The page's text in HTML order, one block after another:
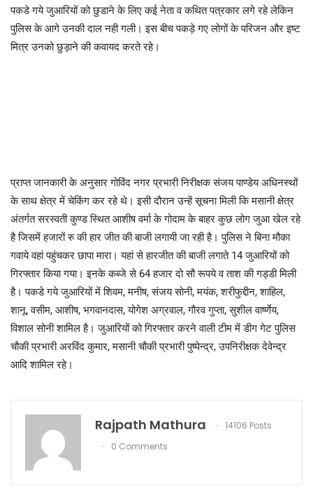
पकडे गये जुआरियों को छुडाने के लिए कई नेता व कथित पत्रकार लगे रहे लेकिन
पुलिस के आगे उनकी दाल नही गली। इस बीच पकड़े गए लोगों के परिजन और इष्ट
मित्र उनको छुड़ाने की कवायद करते रहे।
प्राप्त जानकारी के अनुसार गोविंद नगर प्रभारी निरीक्षक संजय पाण्डेय अधिनस्थों
के साथ क्षेत्र में चेकिंग कर रहे थे। इसी दौरान उन्हें सूचना मिली कि मसानी क्षेत्र
अंतर्गत सरस्वती कुण्ड स्थित आशीष वर्मा के गोदाम के बाहर कुछ लोग जुआ खेल रहे
है जिसमें हजारों रु की हार जीत की बाजी लगायी जा रही है। पुलिस ने बिना मौका
गवाये वहां पहुंचकर छापा मारा। यहां से हारजीत की बाजी लगाते 14 जुआरियों को
गिरफ्तार किया गया। इनके कब्जे से 64 हजार दो सौ रूपये व ताश की गड्डी मिली
है। पकडे गये जुआरियों में शिवम, मनीष, संजय सोनी, मयंक, शरीफुद्दीन, शाहिल,
शानू, वसीम, आशीष, भगवानदास, योगेश अग्रवाल, गौरव गुप्ता, सुशील वार्ष्णेय,
विशाल सोनी शामिल है। जुआरियों को गिरफ्तार करने वाली टीम में डीग गेट पुलिस
चौकी प्रभारी अरविंद कुमार, मसानी चौकी प्रभारी पुष्पेन्द्र, उपनिरीक्षक देवेन्द्र
आदि शामिल रहे।
Rajpath Mathura
14106 Posts
0 Comments